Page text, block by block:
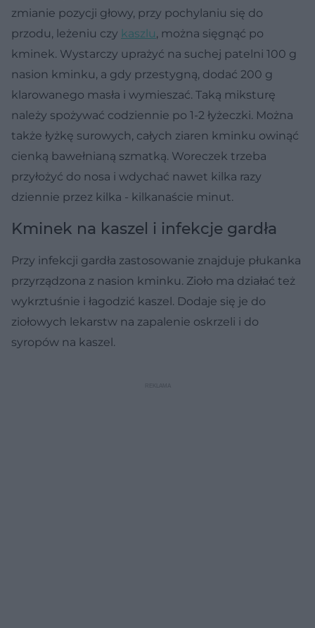
zmianie pozycji głowy, przy pochylaniu się do
przodu, leżeniu czy kaszlu, można sięgnąć po
kminek. Wystarczy uprażyć na suchej patelni 100 g
nasion kminku, a gdy przestygną, dodać 200 g
klarowanego masła i wymieszać. Taką miksturę
należy spożywać codziennie po 1-2 łyżeczki. Można
także łyżkę surowych, całych ziaren kminku owinąć
cienką bawełnianą szmatką. Woreczek trzeba
przyłożyć do nosa i wdychać nawet kilka razy
dziennie przez kilka - kilkanaście minut.
Kminek na kaszel i infekcje gardła
Przy infekcji gardła zastosowanie znajduje płukanka
przyrządzona z nasion kminku. Zioło ma działać też
wykrztuśnie i łagodzić kaszel. Dodaje się je do
ziołowych lekarstw na zapalenie oskrzeli i do
syropów na kaszel.